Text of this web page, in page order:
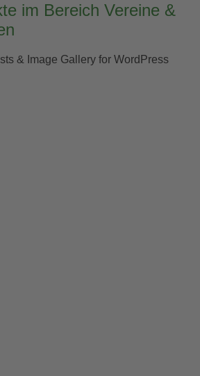
im Bereich Vereine &